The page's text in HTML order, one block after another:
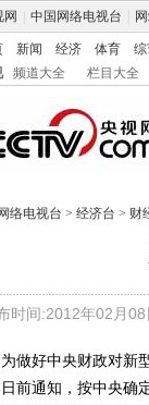
网 中国网络电视台
新闻 经济 体育
频道大全 栏目大全
络电视台 > 经济台 > 财
时间:2012年02月
好中央财政对新型
前通知，按中央确